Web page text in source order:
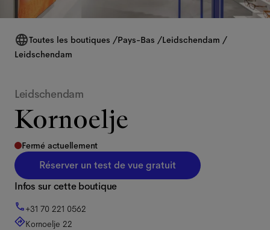
Toutes les boutiques /Pays-Bas /Leidschendam /
Leidschendam
Leidschendam
Kornoelje
Fermé actuellement
Réserver un test de vue gratuit
Infos sur cette boutique
+31 70 221 0562
Kornoelje 22